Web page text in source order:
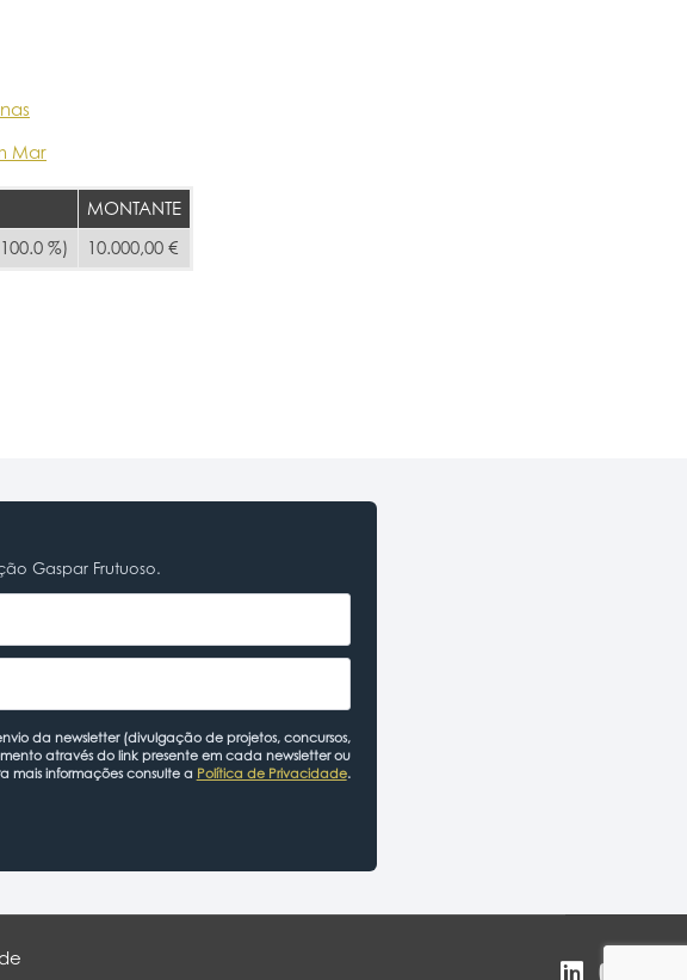
Mar
MONTANTE
%)
10.000,00 €
Gaspar Frutuoso.
da newsletter (divulgação de projetos, concursos,
através do link presente em cada newsletter ou
mais informações consulte a Política de Privacidade.